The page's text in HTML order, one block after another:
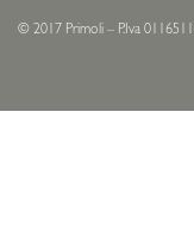
© 2017 Primoli – P.Iva